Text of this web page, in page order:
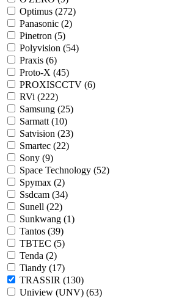
Optimus (272)
Panasonic (2)
Pinetron (5)
Polyvision (54)
Praxis (6)
Proto-X (45)
PROXISCCTV (6)
RVi (222)
Samsung (25)
Sarmatt (10)
Satvision (23)
Smartec (22)
Sony (9)
Space Technology (52)
Spymax (2)
Ssdcam (34)
Sunell (22)
Sunkwang (1)
Tantos (39)
TBTEC (5)
Tenda (2)
Tiandy (17)
TRASSIR (130)
Uniview (UNV) (63)